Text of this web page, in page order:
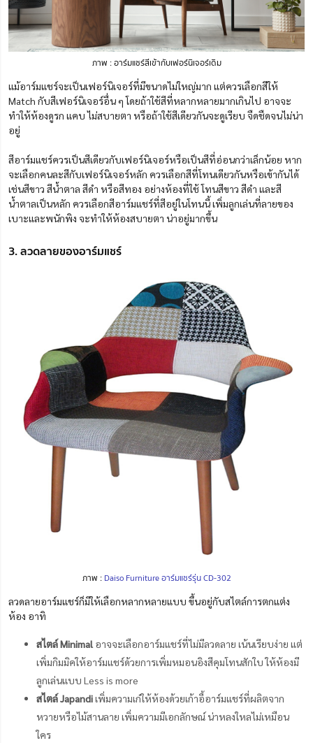
ภาพ : อาร์มแชร์สีเข้ากับเฟอร์นิเจอร์เดิม
แม้อาร์มแชร์จะเป็นเฟอร์นิเจอร์ที่มีขนาดไม่ใหญ่มาก แต่ควรเลือกสีให้
Match กับสีเฟอร์นิเจอร์อื่น ๆ โดยถ้าใช้สีที่หลากหลายมากเกินไป อาจจะ
ทำให้ห้องดูรก แคบ ไม่สบายตา หรือถ้าใช้สีเดียวกันจะดูเรียบ จืดชืดจนไม่น่า
อยู่
สีอาร์มแชร์ควรเป็นสีเดียวกับเฟอร์นิเจอร์หรือเป็นสีที่อ่อนกว่าเล็กน้อย หาก
จะเลือกคนละสีกับเฟอร์นิเจอร์หลัก ควรเลือกสีที่โทนเดียวกันหรือเข้ากันได้
เช่นสีขาว สีน้ำตาล สีดำ หรือสีทอง อย่างห้องที่ใช้ โทนสีขาว สีดำ และสี
น้ำตาลเป็นหลัก ควรเลือกสีอาร์มแชร์ที่สีอยู่ในโทนนี้ เพิ่มลูกเล่นที่ลายของ
เบาะและพนักพิง จะทำให้ห้องสบายตา น่าอยู่มากขึ้น
3. ลวดลายของอาร์มแชร์
ภาพ : Daiso Furniture อาร์มแชร์รุ่นCD-302
ลวดลายอาร์มแชร์ก็มีให้เลือกหลากหลายแบบ ขึ้นอยู่กับสไตล์การตกแต่ง
ห้อง อาทิ
สไตล์ Minimal อาจจะเลือกอาร์มแชร์ที่ไม่มีลวดลาย เน้นเรียบง่าย แต่
เพิ่มกิมมิคให้อาร์มแชร์ด้วยการเพิ่มหมอนอิงสีคุมโทนสักใบ ให้ห้องมี
ลูกเล่นแบบ Less is more
สไตล์ Japandiเพิ่มความเก๋ให้ห้องด้วยเก้าอี้อาร์มแชร์ที่ผลิตจาก
หวายหรือไม้สานลาย เพิ่มความมีเอกลักษณ์ น่าหลงใหลไม่เหมือน
ใคร